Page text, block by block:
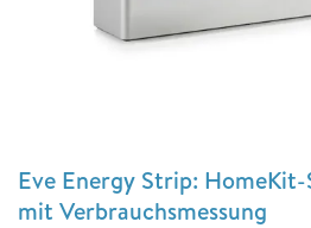
Eve Energy Strip:
mit Verbrauchsmessung